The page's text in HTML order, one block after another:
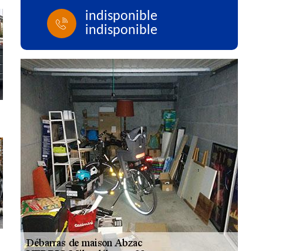
indisponible
indisponible